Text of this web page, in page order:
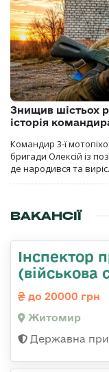
Знищив шістьох
історія
Командир 3-ї
бригади Олексій із
де народився та виріс.
ВАКАНСІЇ
Інспектор
(військова
до 20000 грн
Житомир
Державна